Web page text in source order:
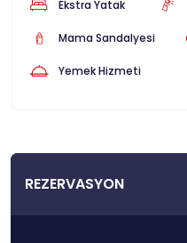
REZERVASYON
Ekstra Yatak
Mama Sandalyesi
Yemek Hizmeti